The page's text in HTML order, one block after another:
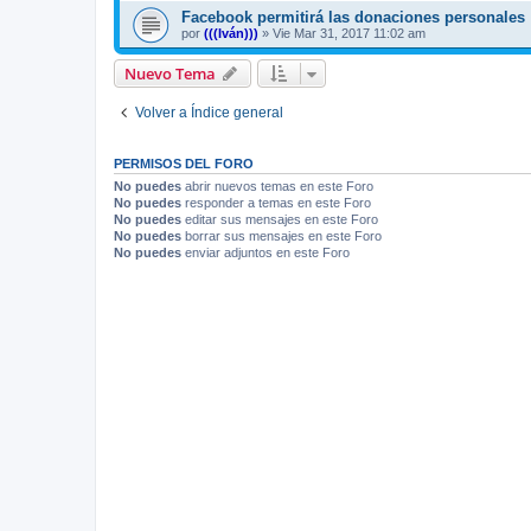
Facebook permitirá las donaciones personales
por (((Iván))) » Vie Mar 31, 2017 11:02 am
Nuevo Tema
Volver a Índice general
PERMISOS DEL FORO
No puedes abrir nuevos temas en este Foro
No puedes responder a temas en este Foro
No puedes editar sus mensajes en este Foro
No puedes borrar sus mensajes en este Foro
No puedes enviar adjuntos en este Foro